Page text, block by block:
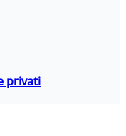
privati